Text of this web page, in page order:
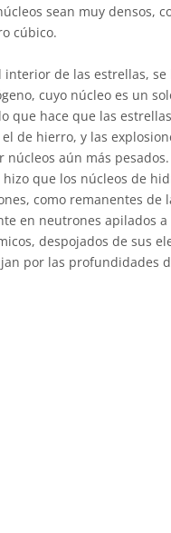
sean muy densos,
cúbico.
interior de las estrellas, se
cuyo núcleo es un
que hace que las
de hierro, y las
aún más pesados.
que los núcleos de
como remanentes de
en neutrones apilados a
despojados de sus
por las profundidades